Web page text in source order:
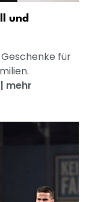
und
für
| mehr